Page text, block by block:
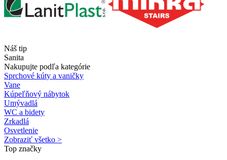
Náš tip
Sanita
Nakupujte podľa kategórie
Sprchové kúty a vaničky
Vane
Kúpeľňový nábytok
Umývadlá
WC a bidety
Zrkadlá
Osvetlenie
Zobraziť všetko >
Top značky